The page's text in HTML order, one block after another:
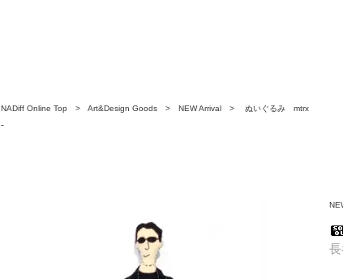
NADiff Online Top > Art&Design Goods > NEW Arrival > ぬいぐるみ mtrx
-